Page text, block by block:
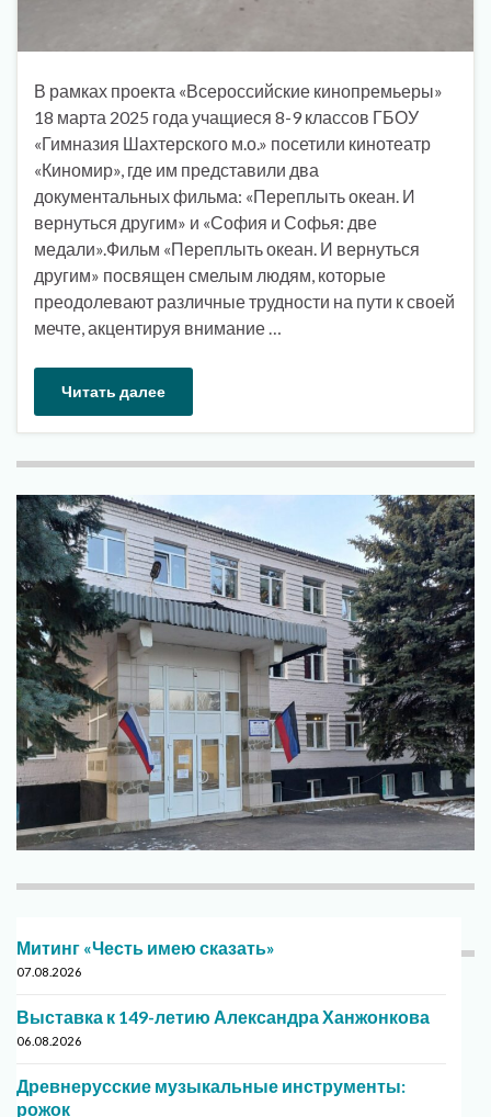
В рамках проекта «Всероссийские кинопремьеры»
18 марта 2025 года учащиеся 8-9 классов ГБОУ
«Гимназия Шахтерского м.о.» посетили кинотеатр
«Киномир», где им представили два
документальных фильма: «Переплыть океан. И
вернуться другим» и «София и Софья: две
медали».Фильм «Переплыть океан. И вернуться
другим» посвящен смелым людям, которые
преодолевают различные трудности на пути к своей
мечте, акцентируя внимание …
Читать далее
Митинг «Честь имею сказать»
07.08.2026
Выставка к 149-летию Александра Ханжонкова
06.08.2026
Древнерусские музыкальные инструменты:
рожок